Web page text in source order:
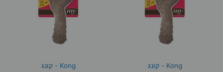
Kong - קונג
Kong - קונג